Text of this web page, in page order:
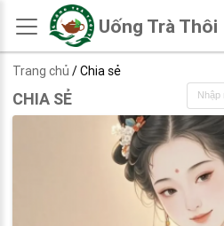
Uống Trà Thôi
Trang chủ / Chia sẻ
CHIA SẺ